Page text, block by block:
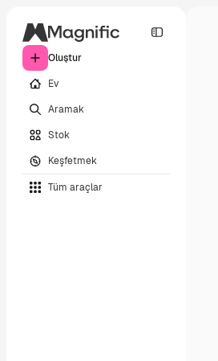
Oluştur
Ev
Aramak
Stok
Keşfetmek
Tüm araçlar